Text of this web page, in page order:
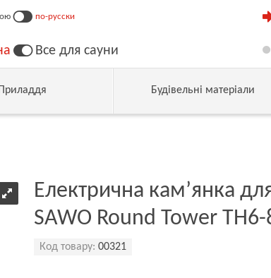
по-русски
Все для сауни
Приладдя Будівельні матеріали
Електрична кам’янка
SAWO Round Tower TH6-
Код товару: 00321